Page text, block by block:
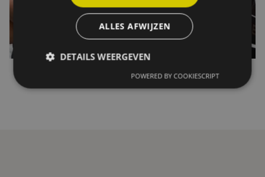
ALLES AFWIJZEN
DETAILS WEERGEVEN
POWERED BY COOKIESCRIPT